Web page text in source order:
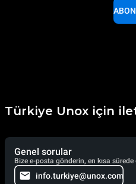
Türkiye Unox için
Genel sorular
Bize e-posta gönderin, en kısa
info.turkiye@unox.com